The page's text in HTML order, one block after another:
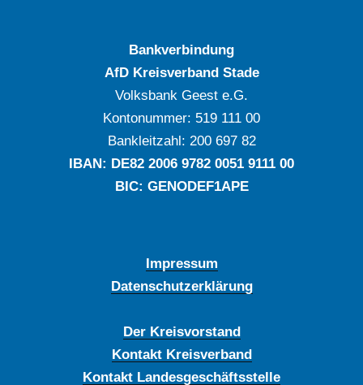
Bankverbindung
AfD Kreisverband Stade
Volksbank Geest e.G.
Kontonummer: ‍519 111 00
Bankleitzahl: ‍200 697 82
IBAN: DE‍82 ‍2006 ‍9782 ‍0051 ‍9111 ‍00
BIC: GENODEF1APE
Impressum
Datenschutzerklärung
Der Kreisvorstand
Kontakt Kreisverband
Kontakt Landesgeschäftsstelle